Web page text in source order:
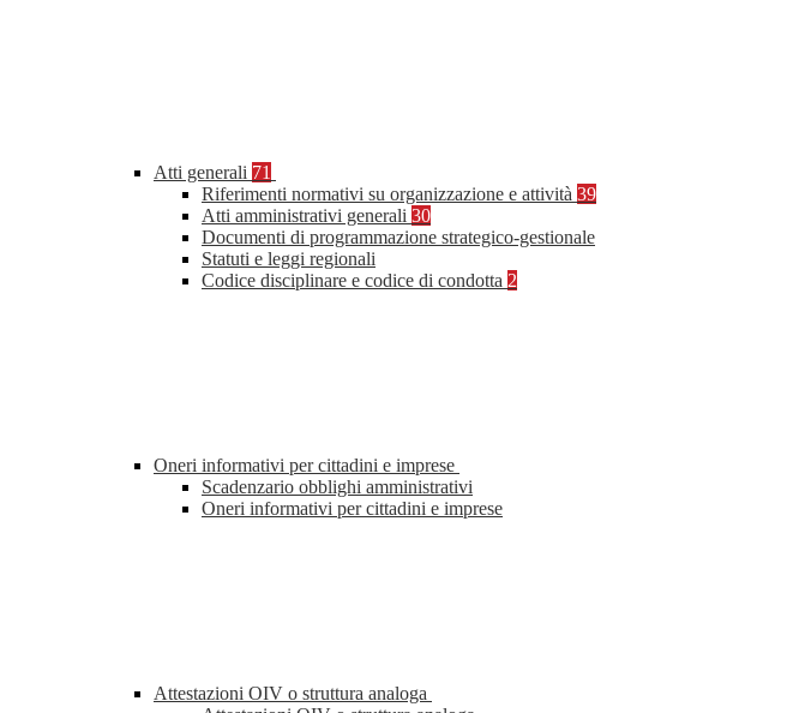
Atti generali 71
Riferimenti normativi su organizzazione e attività 39
Atti amministrativi generali 30
Documenti di programmazione strategico-gestionale
Statuti e leggi regionali
Codice disciplinare e codice di condotta 2
Oneri informativi per cittadini e imprese
Scadenzario obblighi amministrativi
Oneri informativi per cittadini e imprese
Attestazioni OIV o struttura analoga